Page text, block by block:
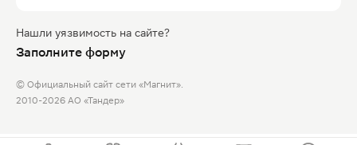
Нашли уязвимость на сайте?
Заполните форму
© Официальный сайт сети «Магнит».
2010-2026 АО «Тандер»